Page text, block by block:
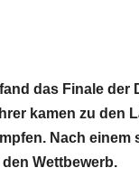
das Finale der
kamen zu den
Nach
Wettbewerb.